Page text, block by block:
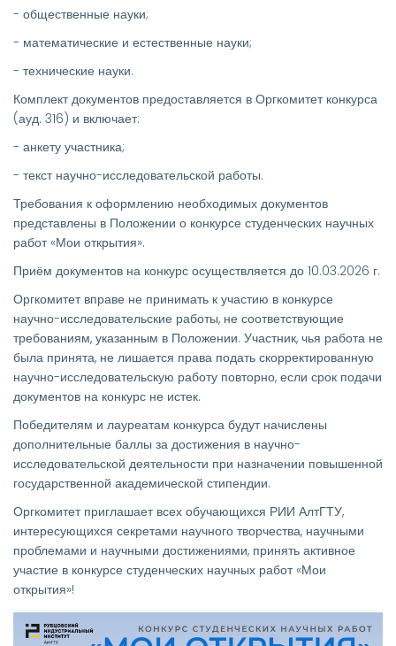
- общественные науки;
- математические и естественные науки;
- технические науки.
Комплект документов предоставляется в Оргкомитет конкурса
(ауд. 316) и включает:
- анкету участника;
- текст научно-исследовательской работы.
Требования к оформлению необходимых документов
представлены в Положении о конкурсе студенческих научных
работ «Мои открытия».
Приём документов на конкурс осуществляется до 10.03.2026 г.
Оргкомитет вправе не принимать к участию в конкурсе
научно-исследовательские работы, не соответствующие
требованиям, указанным в Положении. Участник, чья работа не
была принята, не лишается права подать скорректированную
научно-исследовательскую работу повторно, если срок подачи
документов на конкурс не истек.
Победителям и лауреатам конкурса будут начислены
дополнительные баллы за достижения в научно-
исследовательской деятельности при назначении повышенной
государственной академической стипендии.
Оргкомитет приглашает всех обучающихся РИИ АлтГТУ,
интересующихся секретами научного творчества, научными
проблемами и научными достижениями, принять активное
участие в конкурсе студенческих научных работ «Мои
открытия»!
Изображение